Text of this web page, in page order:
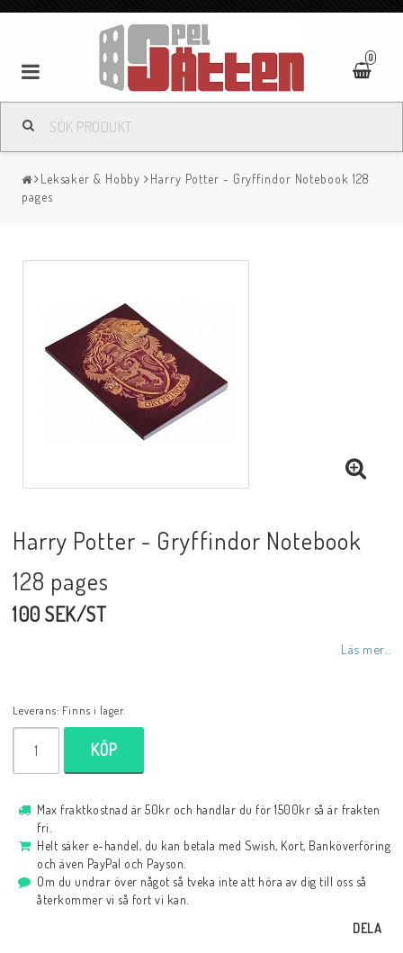
0
Leksaker & Hobby
Harry Potter - Gryffindor Notebook 128
pages
Harry Potter - Gryffindor Notebook
128 pages
100 SEK/ST
Läs mer...
Leverans: Finns i lager.
KÖP
Max fraktkostnad är 50kr och handlar du för 1500kr så är frakten
fri.
Helt säker e-handel, du kan betala med Swish, Kort, Banköverföring
och även PayPal och Payson.
Om du undrar över något så tveka inte att höra av dig till oss så
återkommer vi så fort vi kan.
DELA